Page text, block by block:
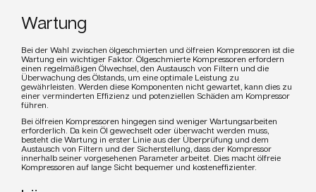
Wartung
Bei der Wahl zwischen ölgeschmierten und ölfreien Kompressoren ist die
Wartung ein wichtiger Faktor. Ölgeschmierte Kompressoren erfordern
einen regelmäßigen Ölwechsel, den Austausch von Filtern und die
Überwachung des Ölstands, um eine optimale Leistung zu
gewährleisten. Werden diese Komponenten nicht gewartet, kann dies zu
einer verminderten Effizienz und potenziellen Schäden am Kompressor
führen.
Bei ölfreien Kompressoren hingegen sind weniger Wartungsarbeiten
erforderlich. Da kein Öl gewechselt oder überwacht werden muss,
besteht die Wartung in erster Linie aus der Überprüfung und dem
Austausch von Filtern und der Sicherstellung, dass der Kompressor
innerhalb seiner vorgesehenen Parameter arbeitet. Dies macht ölfreie
Kompressoren auf lange Sicht bequemer und kosteneffizienter.